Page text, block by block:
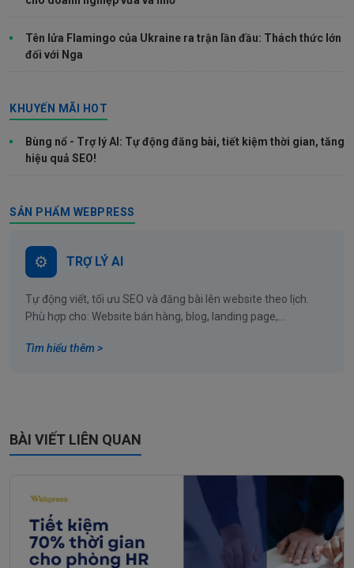
Tên lửa Flamingo của Ukraine ra trận lần đầu: Thách thức lớn
đối với Nga
KHUYẾN MÃI HOT
Bùng nổ - Trợ lý AI: Tự động đăng bài, tiết kiệm thời gian, tăng
hiệu quả SEO!
SẢN PHẨM WEBPRESS
TRỢ LÝ AI
Tự động viết, tối ưu SEO và đăng bài lên website theo lịch.
Phù hợp cho: Website bán hàng, blog, landing page,...
Tìm hiểu thêm >
BÀI VIẾT LIÊN QUAN